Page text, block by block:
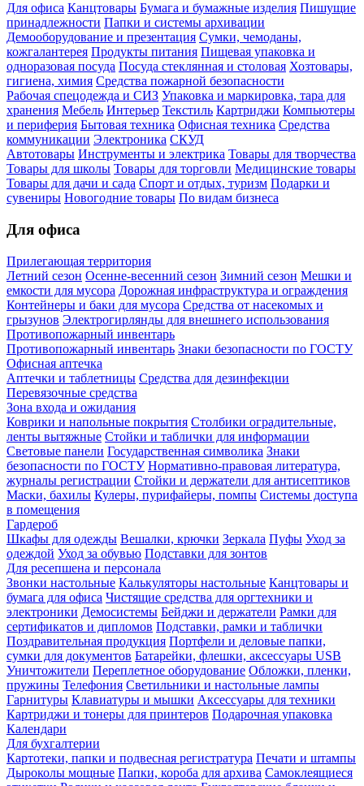
Для офиса Канцтовары Бумага и бумажные изделия Пишущие
принадлежности Папки и системы архивации
Демооборудование и презентация Сумки, чемоданы,
кожгалантерея Продукты питания Пищевая упаковка и
одноразовая посуда Посуда стеклянная и столовая Хозтовары,
гигиена, химия Средства пожарной безопасности
Рабочая спецодежда и СИЗ Упаковка и маркировка, тара для
хранения Мебель Интерьер Текстиль Картриджи Компьютеры
и периферия Бытовая техника Офисная техника Средства
коммуникации Электроника СКУД
Автотовары Инструменты и электрика Товары для творчества
Товары для школы Товары для торговли Медицинские товары
Товары для дачи и сада Спорт и отдых, туризм Подарки и
сувениры Новогодние товары По видам бизнеса
Для офиса
Прилегающая территория
Летний сезон Осенне-весенний сезон Зимний сезон Мешки и
емкости для мусора Дорожная инфраструктура и ограждения
Контейнеры и баки для мусора Средства от насекомых и
грызунов Электрогирлянды для внешнего использования
Противопожарный инвентарь
Противопожарный инвентарь Знаки безопасности по ГОСТУ
Офисная аптечка
Аптечки и таблетницы Средства для дезинфекции
Перевязочные средства
Зона входа и ожидания
Коврики и напольные покрытия Столбики оградительные,
ленты вытяжные Стойки и таблички для информации
Световые панели Государственная символика Знаки
безопасности по ГОСТУ Нормативно-правовая литература,
журналы регистрации Стойки и держатели для антисептиков
Маски, бахилы Кулеры, пурифайеры, помпы Системы доступа
в помещения
Гардероб
Шкафы для одежды Вешалки, крючки Зеркала Пуфы Уход за
одеждой Уход за обувью Подставки для зонтов
Для ресепшена и персонала
Звонки настольные Калькуляторы настольные Канцтовары и
бумага для офиса Чистящие средства для оргтехники и
электроники Демосистемы Бейджи и держатели Рамки для
сертификатов и дипломов Подставки, рамки и таблички
Поздравительная продукция Портфели и деловые папки,
сумки для документов Батарейки, флешки, аксессуары USB
Уничтожители Переплетное оборудование Обложки, пленки,
пружины Телефония Светильники и настольные лампы
Гарнитуры Клавиатуры и мышки Аксессуары для техники
Картриджи и тонеры для принтеров Подарочная упаковка
Календари
Для бухгалтерии
Картотеки, папки и подвесная регистратура Печати и штампы
Дыроколы мощные Папки, короба для архива Самоклеящиеся